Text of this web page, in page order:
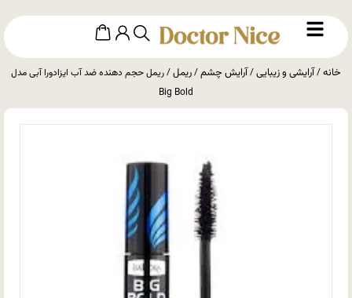
خانه/آرایشی و زیبایی/آرایش چشم/ریمل/ ریمل حجم دهنده ضد آب ایزادورا آبی مدل
Big Bold